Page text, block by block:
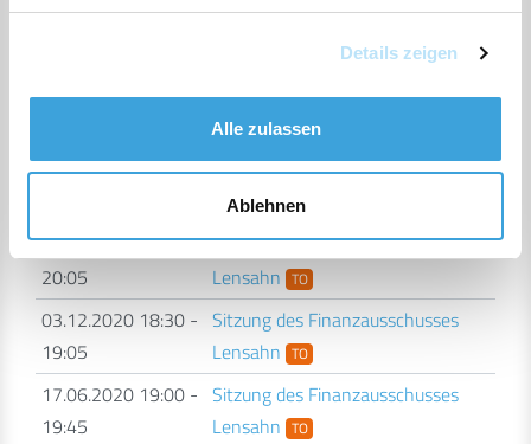
Details zeigen
Alle zulassen
Ablehnen
22.09.2022 19:00 - Sitzung des Finanzausschusses
22.02.2022 19:30 - Sitzung des Finanzausschusses
Lensahn TO
30.06.2021 19:00 - Sitzung des Finanzausschusses
Lensahn TO
26.01.2021 19:00 -
20:05
Sitzung des Finanzausschusses
Lensahn TO
03.12.2020 18:30 -
19:05
Sitzung des Finanzausschusses
Lensahn TO
17.06.2020 19:00 -
19:45
Sitzung des Finanzausschusses
Lensahn TO